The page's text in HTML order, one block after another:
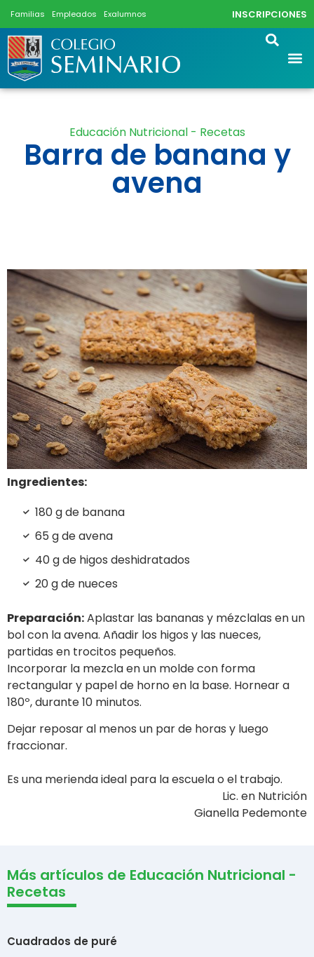
Familias Empleados Exalumnos INSCRIPCIONES
Educación Nutricional - Recetas
Barra de banana y
avena
Ingredientes:
180 g de banana
65 g de avena
40 g de higos deshidratados
20 g de nueces
Preparación:Aplastar las bananas y mézclalas en un
bol con la avena. Añadir los higos y las nueces,
partidas en trocitos pequeños.
Incorporar la mezcla en un molde con forma
rectangular y papel de horno en la base. Hornear a
180º, durante 10 minutos.
Dejar reposar al menos un par de horas y luego
fraccionar.
Es una merienda ideal para la escuela o el trabajo.
Lic. en Nutrición
Gianella Pedemonte
Más artículos de Educación Nutricional -
Recetas
Cuadrados de puré